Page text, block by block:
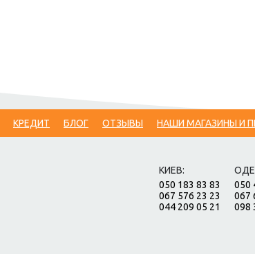
КРЕДИТ БЛОГ ОТЗЫВЫ НАШИ МАГАЗИНЫ И
КИЕВ:
050 183 83 83
067 576 23 23
044 209 05 21
050
067
098